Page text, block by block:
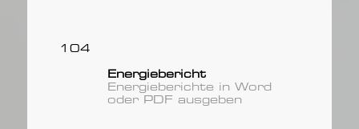
104
Energiebericht
Energieberichte in Word
oder PDF ausgeben